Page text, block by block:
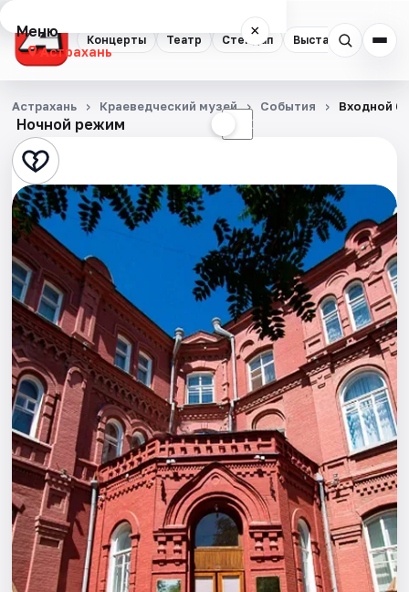
Концерты Театр Стендап Выставки
Меню ×
Астрахань
Концерты
Театр
Стендап
Выставки
Квесты
Экскурсии
Спорт
События
Города
Площадки
Артисты
Рейтинги
Ночной режим ☾
Астрахань Краеведческий музей События Входной